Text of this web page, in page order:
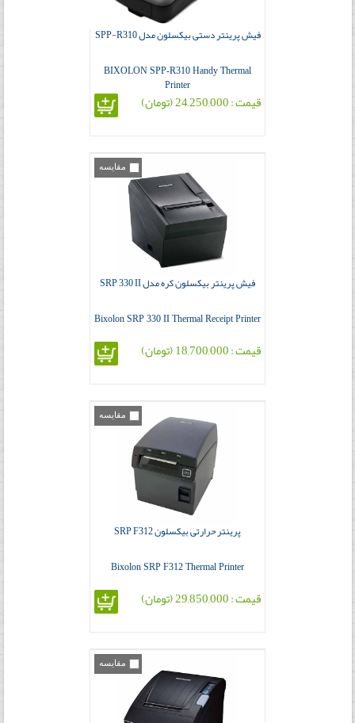
فیش پرینتر دستی بیکسلون مدل SPP-R310
BIXOLON SPP-R310 Handy Thermal
Printer
قیمت : 24,250,000 (تومان)
مقایسه
فیش پرینتر بیکسلون کره مدل SRP 330 II
Bixolon SRP 330 II Thermal Receipt Printer
قیمت : 18,700,000 (تومان)
مقایسه
پرینتر حرارتی بیکسلون SRP F312
Bixolon SRP F312 Thermal Printer
قیمت : 29,850,000 (تومان)
مقایسه